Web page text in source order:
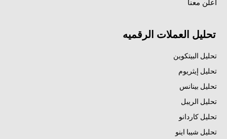
أعلن معنا
تحليل العملات الرقميه
تحليل البيتكوين
تحليل إيثريوم
تحليل بينانس
تحليل الريبل
تحليل كاردانو
تحليل شيبا اينو